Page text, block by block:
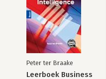
Peter ter Braake
Leerboek Business